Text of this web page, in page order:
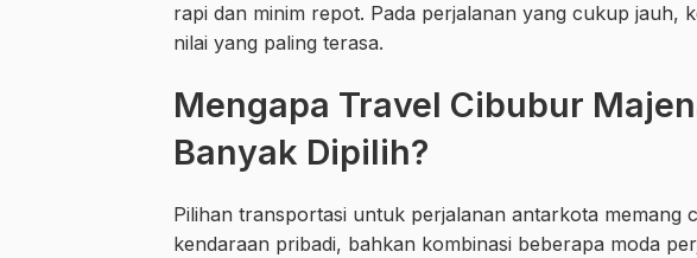
rapi dan minim repot. Pada perjalanan yang cukup jauh,
nilai yang paling terasa.
Mengapa Travel Cibubur
Banyak Dipilih?
Pilihan transportasi untuk perjalanan antarkota memang
kendaraan pribadi, bahkan kombinasi beberapa moda